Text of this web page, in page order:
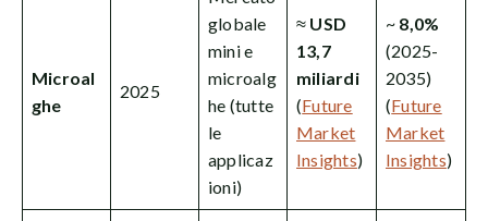
Microal
ghe
2025
globale
mini e
microalg
he (tutte
le
applicaz
ioni)
≈ USD
13,7
miliardi
(Future
Market
Insights)
~ 8,0%
(2025-
2035)
(Future
Market
Insights)